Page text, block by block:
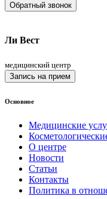
Обратный звонок
Ли Вест
медицинский центр
Запись на прием
Основное
Медицинские
О центре
Новости
Статьи
Контакты
Политика в